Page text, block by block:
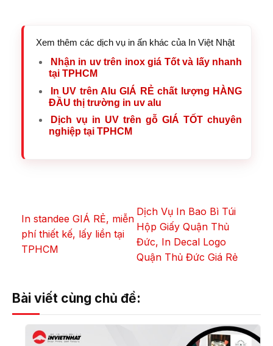
Xem thêm các dịch vụ in ấn khác của In Việt Nhật
Nhận in uv trên inox giá Tốt và lấy nhanh
tại TPHCM
In UV trên Alu GIÁ RẺ chất lượng HÀNG
ĐẦU thị trường in uv alu
Dịch vụ in UV trên gỗ GIÁ TỐT chuyên
nghiệp tại TPHCM
In standee GIÁ RẺ, miễn
phí thiết kế, lấy liền tại
TPHCM
Dịch Vụ In Bao Bì Túi
Hộp Giấy Quận Thủ
Đức, In Decal Logo
Quận Thủ Đức Giá Rẻ
Bài viết cùng chủ đề: